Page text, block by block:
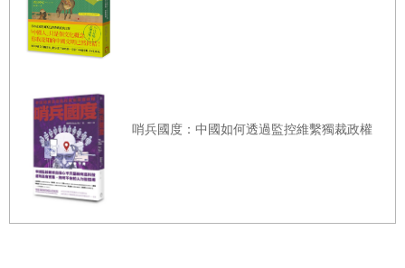
八○○年前好幾世紀的荷蘭、英格蘭、俄羅斯海軍打造出來的。其實，
有說法指西元一五○○年後，地中海區在大區域的世界事務和商業活
這話說的不是沒有道理。我在大部份的篇章都會選一、兩處地方作為
焦點，選的都是我認為最適合用來說明大地中海區發展的地方，例如
特洛伊、科林斯、亞歷山卓、薩洛尼迦等等。不過，重點始終都在這
些地方貫穿地中海區的聯繫，可以的話，促成隔海互動的人群或是進
行隔海互動的人群也需要談及。這樣的的結果便是魚，還有漁人，我
哨兵國度：中國如何透過監控維繫獨裁政權